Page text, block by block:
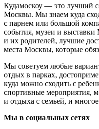
Кудамоскоу — это лучший
Москвы. Мы знаем куда
с парнем или большой
события, музеи и
и их родителей, лучшие
места Москвы, которые
Мы советуем любые
отдых в парках,
куда можно сходить с
спортивные мероприятия,
и отдыха с семьей, и
Мы в социальных сетях